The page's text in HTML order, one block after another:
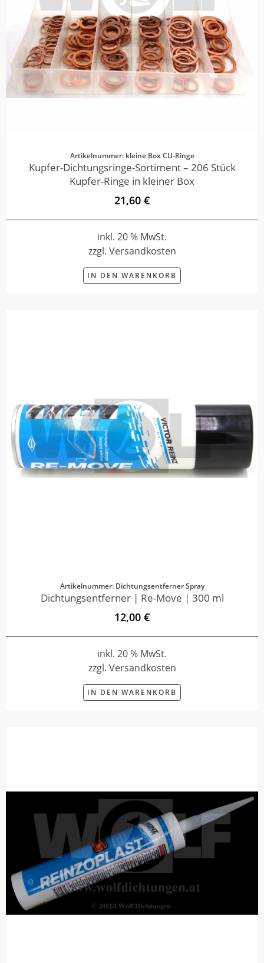
Artikelnummer: kleine Box CU-Ringe
Kupfer-Dichtungsringe-Sortiment – 206 Stück
Kupfer-Ringe in kleiner Box
21,60 €
inkl. 20 % MwSt.
zzgl. Versandkosten
IN DEN WARENKORB
Artikelnummer: Dichtungsentferner Spray
Dichtungsentferner | Re-Move | 300 ml
12,00 €
inkl. 20 % MwSt.
zzgl. Versandkosten
IN DEN WARENKORB